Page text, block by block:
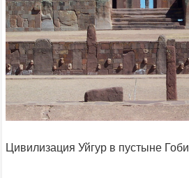
Цивилизация Уйгур в пустыне Гоби